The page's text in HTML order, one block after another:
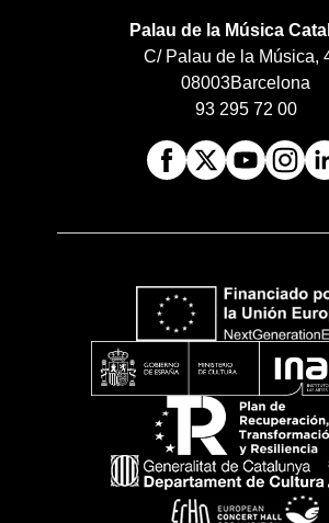
Palau de la Música
C/ Palau de la Música,
08003Barcelona
93 295 72 00